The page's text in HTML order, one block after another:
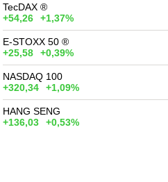
TecDAX ®
+54,26
+1,37%
E-STOXX 50 ®
+25,58
+0,39%
NASDAQ 100
+320,34
+1,09%
HANG SENG
+136,03
+0,53%